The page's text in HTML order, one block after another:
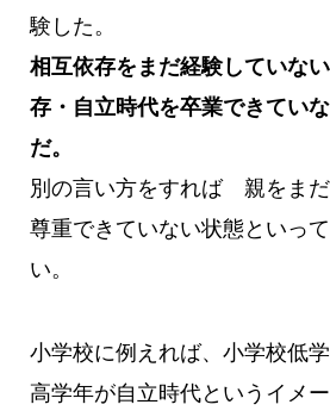
験した。
相互依存をまだ経験していな
存・自立時代を卒業できてい
だ。
別の言い方をすれば 親をま
尊重できていない状態といっ
い。
小学校に例えれば、小学校低
高学年が自立時代というイメー